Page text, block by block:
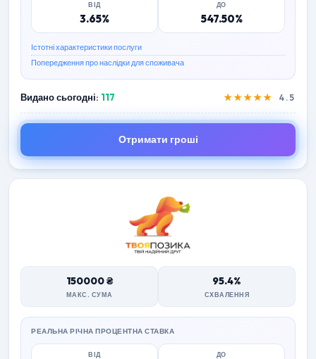
ВІД
3.65%
ДО
547.50%
Істотні характеристики послуги
Попередження про наслідки для споживача
Видано сьогодні: 117 ★★★★★ 4.5
Отримати гроші
150000 ₴
МАКС. СУМА
95.4%
СХВАЛЕННЯ
РЕАЛЬНА РІЧНА ПРОЦЕНТНА СТАВКА
ВІД ДО